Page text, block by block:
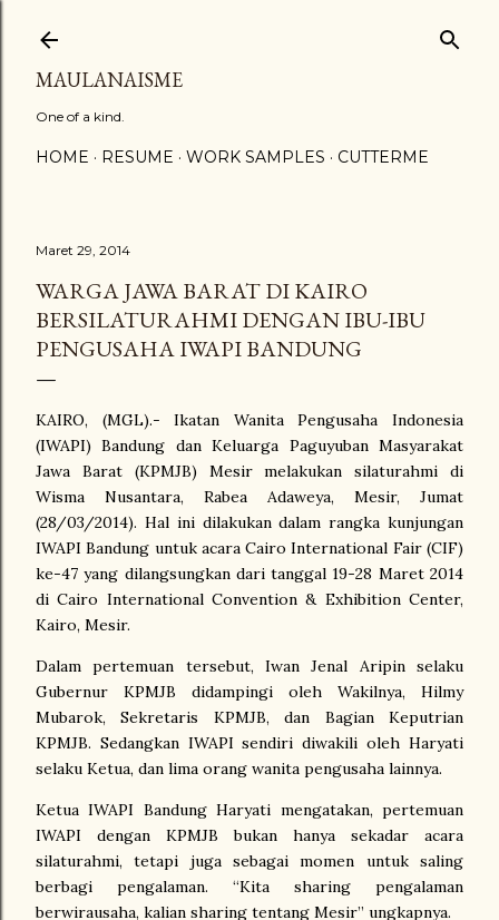
MAULANAISME
One of a kind.
HOME RESUME WORK SAMPLES CUTTERME
Maret 29, 2014
WARGA JAWA BARAT DI KAIRO
BERSILATURAHMI DENGAN IBU-IBU
PENGUSAHA IWAPI BANDUNG
KAIRO, (MGL).- Ikatan Wanita Pengusaha Indonesia
(IWAPI) Bandung dan Keluarga Paguyuban Masyarakat
Jawa Barat (KPMJB) Mesir melakukan silaturahmi di
Wisma Nusantara, Rabea Adaweya, Mesir, Jumat
(28/03/2014). Hal ini dilakukan dalam rangka kunjungan
IWAPI Bandung untuk acara Cairo International Fair (CIF)
ke-47 yang dilangsungkan dari tanggal 19-28 Maret 2014
di Cairo International Convention & Exhibition Center,
Kairo, Mesir.
Dalam pertemuan tersebut, Iwan Jenal Aripin selaku
Gubernur KPMJB didampingi oleh Wakilnya, Hilmy
Mubarok, Sekretaris KPMJB, dan Bagian Keputrian
KPMJB. Sedangkan IWAPI sendiri diwakili oleh Haryati
selaku Ketua, dan lima orang wanita pengusaha lainnya.
Ketua IWAPI Bandung Haryati mengatakan, pertemuan
IWAPI dengan KPMJB bukan hanya sekadar acara
silaturahmi, tetapi juga sebagai momen untuk saling
berbagi pengalaman. “Kita sharing pengalaman
berwirausaha, kalian sharing tentang Mesir” ungkapnya.